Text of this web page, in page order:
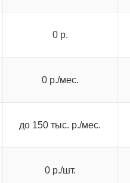
0 р.
0 р./мес.
до 150 тыс. р./мес.
0 р./шт.